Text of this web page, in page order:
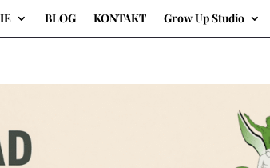
BLOG KONTAKT Grow Up Studio